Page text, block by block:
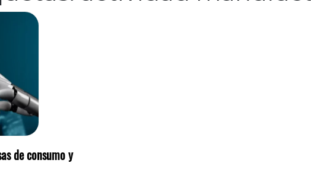
Ediciones Anteriores
de consumo y